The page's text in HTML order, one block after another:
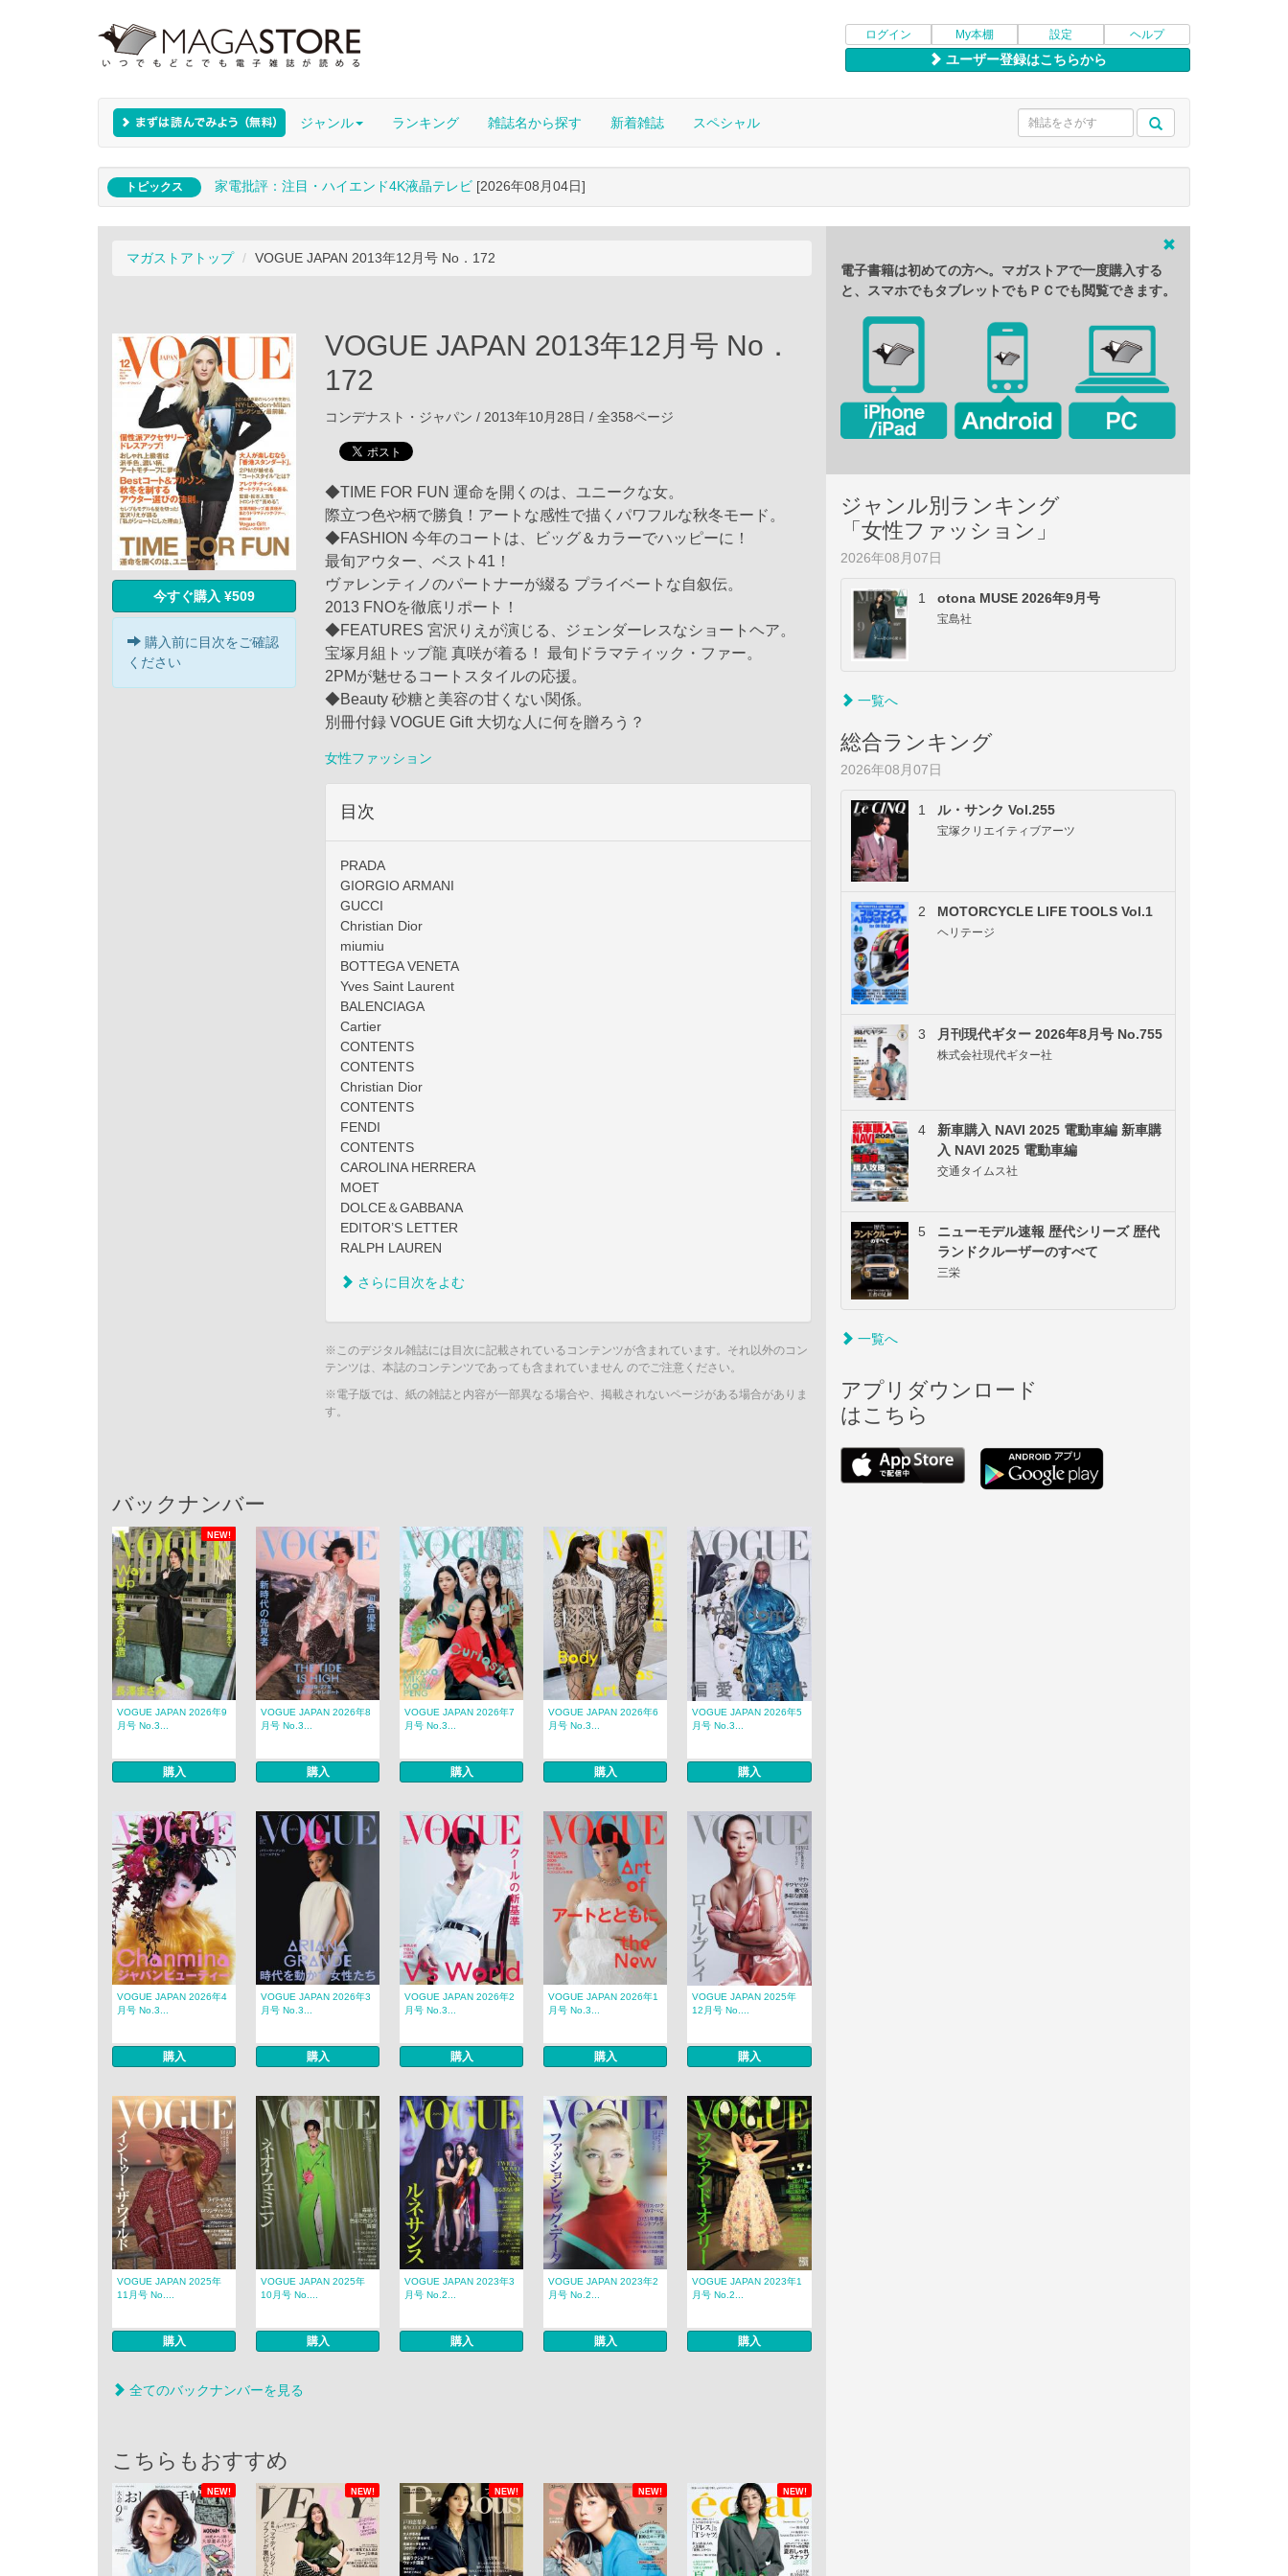
ログイン My本棚 設定 ヘルプ
ユーザー登録はこちらから
ジャンル ランキング 雑誌名から探す 新着雑誌 スペシャル
トピックス 家電批評：注目・ハイエンド4K液晶テレビ [2026年08月04日]
マガストアトップ VOGUE JAPAN 2013年12月号 No．172
今すぐ購入 ¥509
購入前に目次をご確認
ください
VOGUE JAPAN 2013年12月号 No．
172
コンデナスト・ジャパン / 2013年10月28日 / 全358ページ
◆TIME FOR FUN 運命を開くのは、ユニークな女。
際立つ色や柄で勝負！アートな感性で描くパワフルな秋冬モード。
◆FASHION 今年のコートは、ビッグ＆カラーでハッピーに！
最旬アウター、ベスト41！
ヴァレンティノのパートナーが綴る プライベートな自叙伝。
2013 FNOを徹底リポート！
◆FEATURES 宮沢りえが演じる、ジェンダーレスなショートヘア。
宝塚月組トップ龍 真咲が着る！ 最旬ドラマティック・ファー。
2PMが魅せるコートスタイルの応援。
◆Beauty 砂糖と美容の甘くない関係。
別冊付録 VOGUE Gift 大切な人に何を贈ろう？
女性ファッション
目次
PRADA
GIORGIO ARMANI
GUCCI
Christian Dior
miumiu
BOTTEGA VENETA
Yves Saint Laurent
BALENCIAGA
Cartier
CONTENTS
CONTENTS
Christian Dior
CONTENTS
FENDI
CONTENTS
CAROLINA HERRERA
MOET
DOLCE＆GABBANA
EDITOR’S LETTER
RALPH LAUREN
さらに目次をよむ
※このデジタル雑誌には目次に記載されているコンテンツが含まれています。それ以外のコン
テンツは、本誌のコンテンツであっても含まれていません のでご注意ください。
※電子版では、紙の雑誌と内容が一部異なる場合や、掲載されないページがある場合がありま
す。
バックナンバー
NEW!
VOGUE JAPAN 2026年9
月号 No.3...
購入
VOGUE JAPAN 2026年8
月号 No.3...
購入
VOGUE JAPAN 2026年7
月号 No.3...
購入
VOGUE JAPAN 2026年6
月号 No.3...
購入
VOGUE JAPAN 2026年5
月号 No.3...
購入
VOGUE JAPAN 2026年4
月号 No.3...
購入
VOGUE JAPAN 2026年3
月号 No.3...
購入
VOGUE JAPAN 2026年2
月号 No.3...
購入
VOGUE JAPAN 2026年1
月号 No.3...
購入
VOGUE JAPAN 2025年
12月号 No....
購入
VOGUE JAPAN 2025年
11月号 No....
購入
VOGUE JAPAN 2025年
10月号 No....
購入
VOGUE JAPAN 2023年3
月号 No.2...
購入
VOGUE JAPAN 2023年2
月号 No.2...
購入
VOGUE JAPAN 2023年1
月号 No.2...
購入
全てのバックナンバーを見る
こちらもおすすめ
NEW! NEW! NEW! NEW! NEW!
電子書籍は初めての方へ。マガストアで一度購入する
と、スマホでもタブレットでもＰＣでも閲覧できます。
ジャンル別ランキング
「女性ファッション」
2026年08月07日
1 otona MUSE 2026年9月号
宝島社
一覧へ
総合ランキング
2026年08月07日
1 ル・サンク Vol.255
宝塚クリエイティブアーツ
2 MOTORCYCLE LIFE TOOLS Vol.1
ヘリテージ
3 月刊現代ギター 2026年8月号 No.755
株式会社現代ギター社
4
新車購入 NAVI 2025 電動車編 新車購
入 NAVI 2025 電動車編
交通タイムス社
5
ニューモデル速報 歴代シリーズ 歴代
ランドクルーザーのすべて
三栄
一覧へ
アプリダウンロード
はこちら